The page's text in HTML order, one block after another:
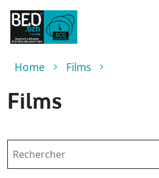
Skip to main content
Breadcrumb
Home Films
Films